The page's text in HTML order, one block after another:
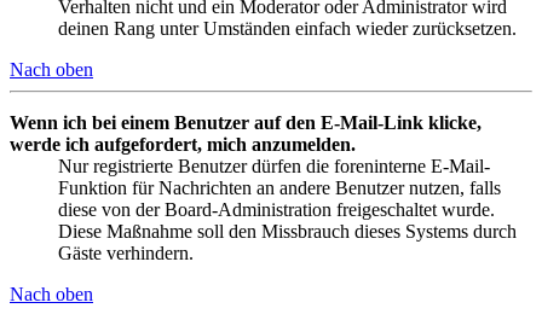
Verhalten nicht und ein Moderator oder Administrator wird
deinen Rang unter Umständen einfach wieder zurücksetzen.
Nach oben
Wenn ich bei einem Benutzer auf den E-Mail-Link klicke,
werde ich aufgefordert, mich anzumelden.
Nur registrierte Benutzer dürfen die foreninterne E-Mail-
Funktion für Nachrichten an andere Benutzer nutzen, falls
diese von der Board-Administration freigeschaltet wurde.
Diese Maßnahme soll den Missbrauch dieses Systems durch
Gäste verhindern.
Nach oben